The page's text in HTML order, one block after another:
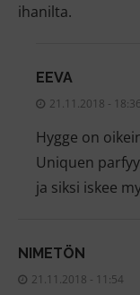
ihanilta.
EEVA
21.11.2018 - 18:36
Hygge on
Uniquen
ja siksi iskee
NIMETÖN
21.11.2018 - 11:54